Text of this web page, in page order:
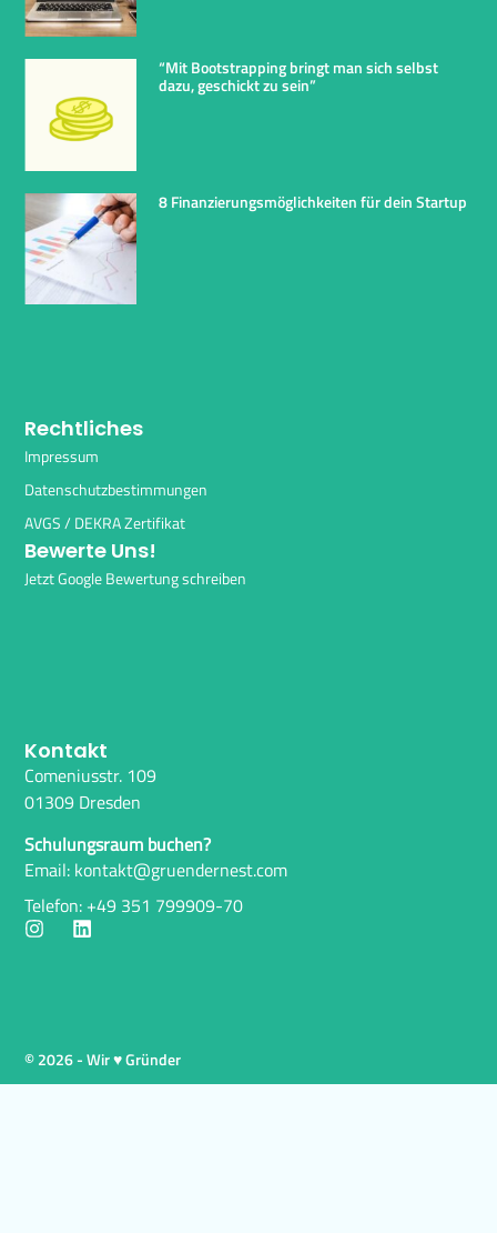
“Mit Bootstrapping bringt man sich selbst
dazu, geschickt zu sein”
8 Finanzierungsmöglichkeiten für dein Startup
Rechtliches
Impressum
Datenschutzbestimmungen
AVGS / DEKRA Zertifikat
Bewerte Uns!
Jetzt Google Bewertung schreiben
Kontakt
Comeniusstr. 109
01309 Dresden
Schulungsraum buchen?
Email: kontakt@gruendernest.com
Telefon: +49 351 799909-70
© 2026 - Wir ♥ Gründer